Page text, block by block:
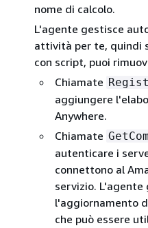
nome di calcolo.
L'agente gestisce
attività per te, quindi
con script, puoi
Chiamate
aggiungere
Anywhere.
Chiamate
autenticare i
connettono al
servizio. L'agente
l'aggiornamento
che può essere